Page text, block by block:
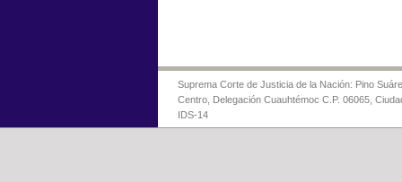
Suprema Corte de Justicia de la Nación: Pino
Centro, Delegación Cuauhtémoc C.P. 06065,
IDS-14